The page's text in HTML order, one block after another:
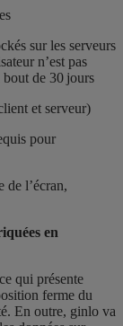
sur les serveurs
n’est pas
bout de 30 jours
et serveur)
pour
de l’écran,
en
qui présente
ferme du
En outre, ginlo va